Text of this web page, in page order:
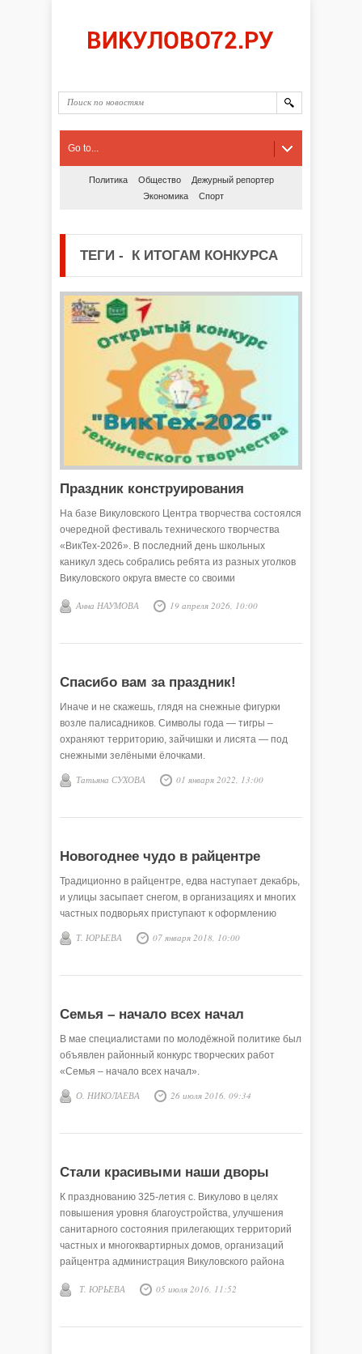
Go to...
Политика Общество
Дежурный репортер
Экономика
Спорт
ТЕГИ - К ИТОГАМ КОНКУРСА
Праздник конструирования
На базе Викуловского Центра творчества состоялся
очередной фестиваль технического творчества
«ВикТех-2026». В последний день школьных
каникул здесь собрались ребята из разных уголков
Викуловского округа вместе со своими
работ, которая была организована в Центре
весело и с пользой провести время.
Анна НАУМОВА 19 апреля 2026, 10:00
Спасибо вам за праздник!
Иначе и не скажешь, глядя на снежные фигурки
возле палисадников. Символы года — тигры –
охраняют территорию, зайчишки и лисята — под
снежными зелёными ёлочками.
Татьяна СУХОВА 01 января 2022, 13:00
Новогоднее чудо в райцентре
Традиционно в райцентре, едва наступает декабрь,
и улицы засыпает снегом, в организациях и многих
частных подворьях приступают к оформлению
Т. ЮРЬЕВА 07 января 2018, 10:00
Семья – начало всех начал
В мае специалистами по молодёжной политике был
объявлен районный конкурс творческих работ
«Семья – начало всех начал».
О. НИКОЛАЕВА 26 июля 2016, 09:34
Стали красивыми наши дворы
К празднованию 325-летия с. Викулово в целях
повышения уровня благоустройства, улучшения
санитарного состояния прилегающих территорий
частных и многоквартирных домов, организаций
райцентра администрация Викуловского района
оформление прилегающей территории с.
Т. ЮРЬЕВА 05 июля 2016, 11:52